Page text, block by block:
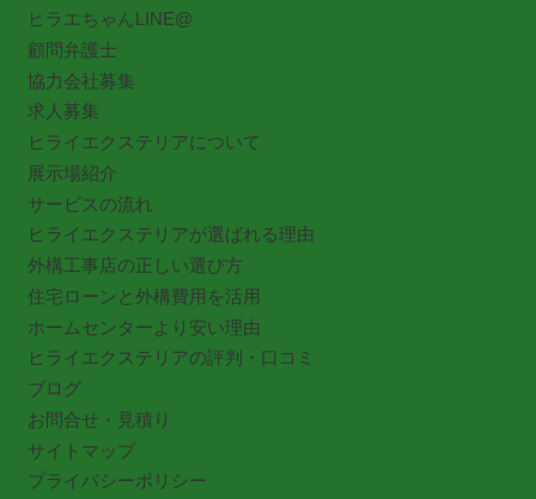
ヒラエちゃんLINE@
顧問弁護士
協力会社募集
求人募集
ヒライエクステリアについて
展示場紹介
サービスの流れ
ヒライエクステリアが選ばれる理由
外構工事店の正しい選び方
住宅ローンと外構費用を活用
ホームセンターより安い理由
ヒライエクステリアの評判・口コミ
ブログ
お問合せ・見積り
サイトマップ
プライバシーポリシー